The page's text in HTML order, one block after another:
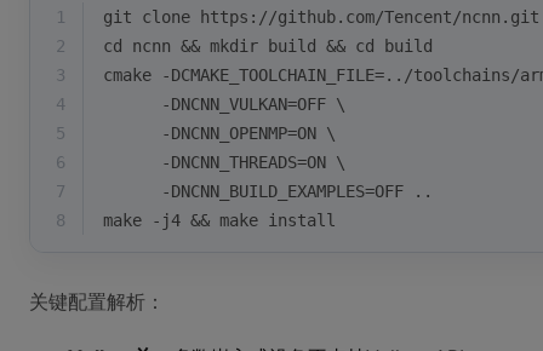
1 git clone https://github.com/Tencent/ncnn.git
2
cd ncnn && mkdir build && cd
build
3
cmake -DCMAKE_TOOLCHAIN_FILE=../
4
      -DNCNN_VULKAN=OFF \
5
      -DNCNN_OPENMP=ON \
6
      -DNCNN_THREADS=ON \
7
      -DNCNN_BUILD_EXAMPLES=OFF ..
8
make -j4 && make install
关键配置解析：